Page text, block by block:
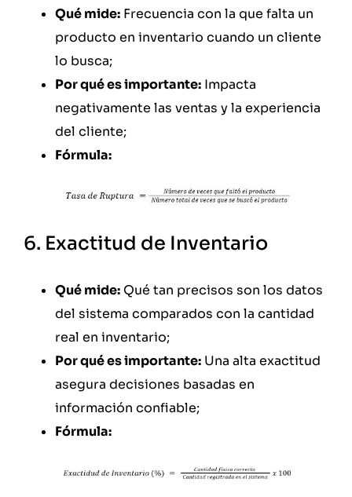
Qué mide: Frecuencia con la que falta un
producto en inventario cuando un cliente
lo busca;
Por qué es importante: Impacta
negativamente las ventas y la experiencia
del cliente;
Fórmula:
6. Exactitud de Inventario
Qué mide: Qué tan precisos son los datos
del sistema comparados con la cantidad
real en inventario;
Por qué es importante: Una alta exactitud
asegura decisiones basadas en
información confiable;
Fórmula: